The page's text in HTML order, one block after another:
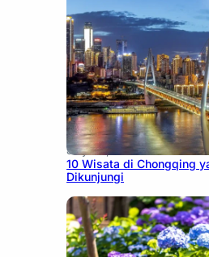
July 30, 2026
10 Wisata di Chongqing
Dikunjungi